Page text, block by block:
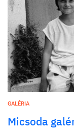
GALÉRIA
Micsoda